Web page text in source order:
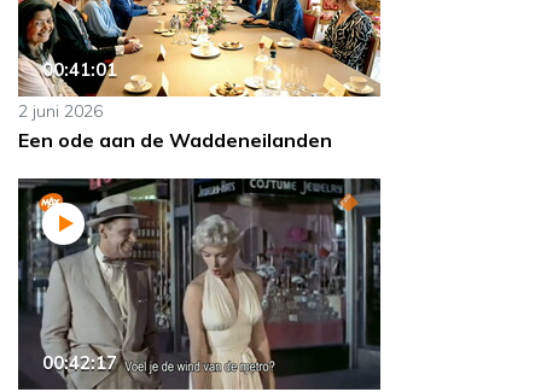
00:41:01
2 juni 2026
Een ode aan de Waddeneilanden
00:42:17